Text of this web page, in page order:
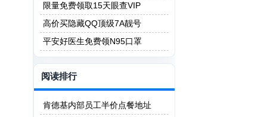
限量免费领取15天眼查VIP
高价买隐藏QQ顶级7A靓号
平安好医生免费领N95口罩
阅读排行
肯德基内部员工半价点餐地址